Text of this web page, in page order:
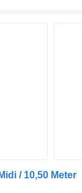
/ 10,50 Meter